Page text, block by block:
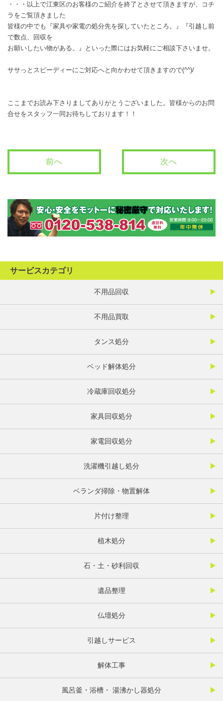
・・・以上で江東区のお客様のご紹介を終了とさせて頂きますが、コチ
ラをご覧頂きました
皆様の中でも『家具や家電の処分先を探していたところ。』『引越し前
で数点、回収を
お願いしたい物がある。』といった際にはお気軽にご相談下さいませ。
ササっとスピーディーにご対応へと向かわせて頂きますので(^^)/
ここまでお読み下さりましてありがとうございました。皆様からのお問
合せをスタッフ一同お待ちしております！！
前へ 次へ
サービスカテゴリ
不用品回収
不用品買取
タンス処分
ベッド解体処分
冷蔵庫回収処分
家具回収処分
家電回収処分
洗濯機引越し処分
ベランダ掃除・物置解体
片付け整理
植木処分
石・土・砂利回収
遺品整理
仏壇処分
引越しサービス
解体工事
風呂釜・浴槽・ 湯沸かし器処分